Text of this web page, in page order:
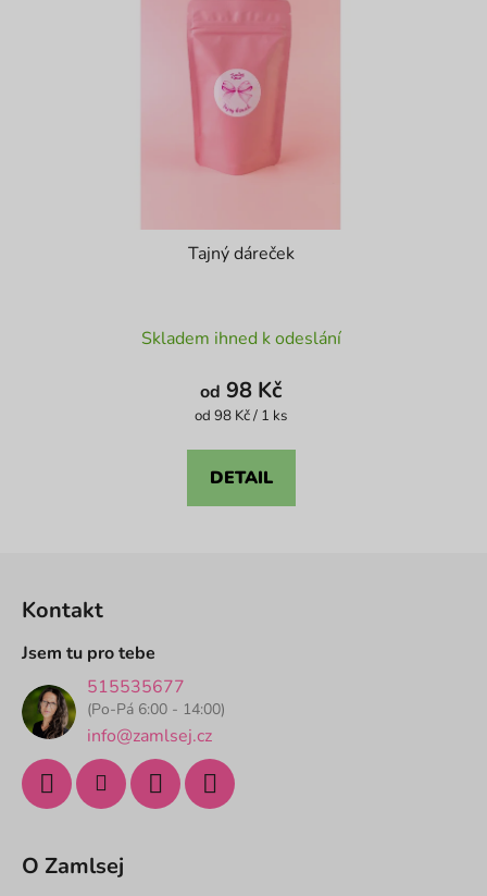
Tajný dáreček
hodnocení
produktu
je
z
Skladem ihned k odeslání
od 98 Kč
Měrná
od 98 Kč / 1 ks
DETAIL
Kontakt
Jsem tu pro tebe
515535677
(Po-Pá 6:00 - 14:00)
info@zamlsej.cz
O Zamlsej